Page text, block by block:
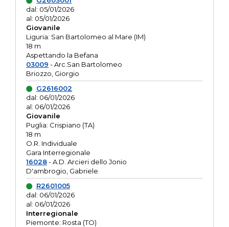
dal: 05/01/2026
al: 05/01/2026
Giovanile
Liguria: San Bartolomeo al Mare (IM)
18 m
Aspettando la Befana
03009 - Arc.San Bartolomeo
Briozzo, Giorgio
G2616002
dal: 06/01/2026
al: 06/01/2026
Giovanile
Puglia: Crispiano (TA)
18 m
O.R. Individuale
Gara Interregionale
16028- A.D. Arcieri dello Jonio
D'ambrogio, Gabriele
R2601005
dal: 06/01/2026
al: 06/01/2026
Interregionale
Piemonte: Rosta (TO)